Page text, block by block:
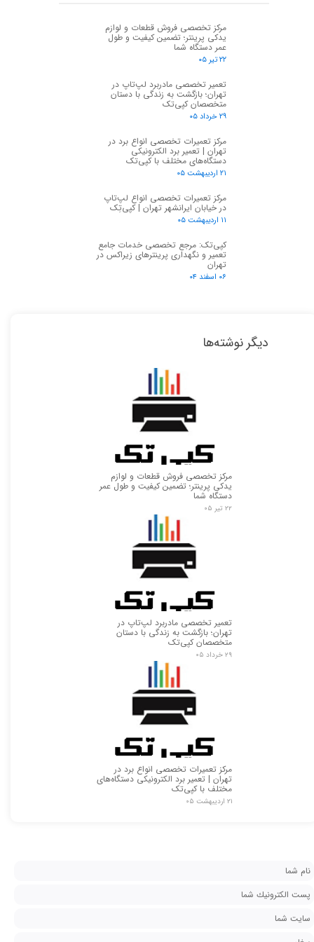
مرکز تخصصی فروش قطعات و لوازم
یدکی پرینتر؛ تضمین کیفیت و طول
عمر دستگاه شما
۲۲ تیر ۰۵
تعمیر تخصصی مادربرد لپ‌تاپ در
تهران؛ بازگشت به زندگی با دستان
متخصصان کپی‌تک
۲۹ خرداد ۰۵
مرکز تعمیرات تخصصی انواع برد در
تهران | تعمیر برد الکترونیکی
دستگاه‌های مختلف با کپی‌تک
۲۱ اردیبهشت ۰۵
مرکز تعمیرات تخصصی انواع لپ‌تاپ
در خیابان ایرانشهر تهران | کپی‌تِک
۱۱ اردیبهشت ۰۵
کپی‌تک: مرجع تخصصی خدمات جامع
تعمیر و نگهداری پرینترهای زیراکس در
تهران
۰۶ اسفند ۰۴
دیگر نوشته‌ها
مرکز تخصصی فروش قطعات و لوازم
یدکی پرینتر؛ تضمین کیفیت و طول عمر
دستگاه شما
۲۲ تیر ۰۵
تعمیر تخصصی مادربرد لپ‌تاپ در
تهران؛ بازگشت به زندگی با دستان
متخصصان کپی‌تک
۲۹ خرداد ۰۵
مرکز تعمیرات تخصصی انواع برد در
تهران | تعمیر برد الکترونیکی دستگاه‌های
مختلف با کپی‌تک
۲۱ اردیبهشت ۰۵